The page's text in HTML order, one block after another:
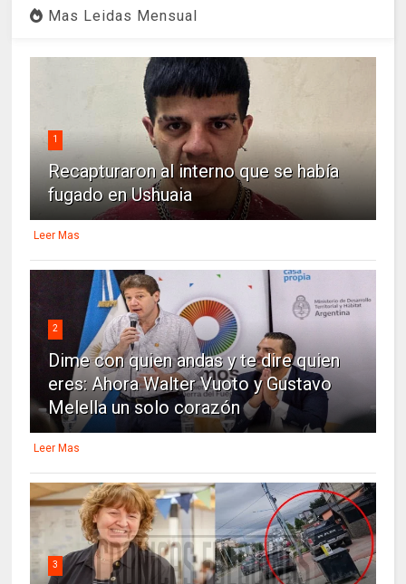
Mas Leidas Mensual
1
Recapturaron al interno que se había
fugado en Ushuaia
Leer Mas
2
Dime con quien andas y te dire quien
eres: Ahora Walter Vuoto y Gustavo
Melella un solo corazón
Leer Mas
3